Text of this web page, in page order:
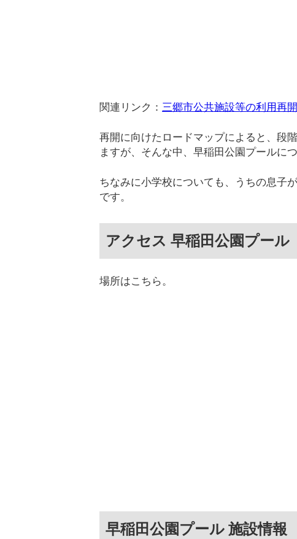
関連リンク： 三郷市公共施設等の利用再
再開に向けたロードマップによると、段
ますが、そんな中、早稲田公園プールに
ちなみに小学校についても、うちの息子
です。
アクセス 早稲田公園プール
場所はこちら。
早稲田公園プール 施設情報